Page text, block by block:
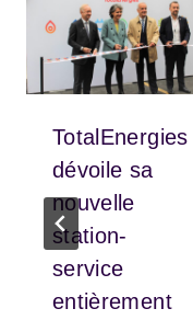
TotalEnergies
dévoile sa
nouvelle
station-
service
entièrement